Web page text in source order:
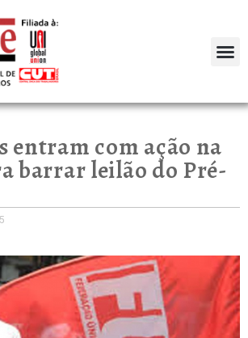
entram com ação na
barrar leilão do Pré-